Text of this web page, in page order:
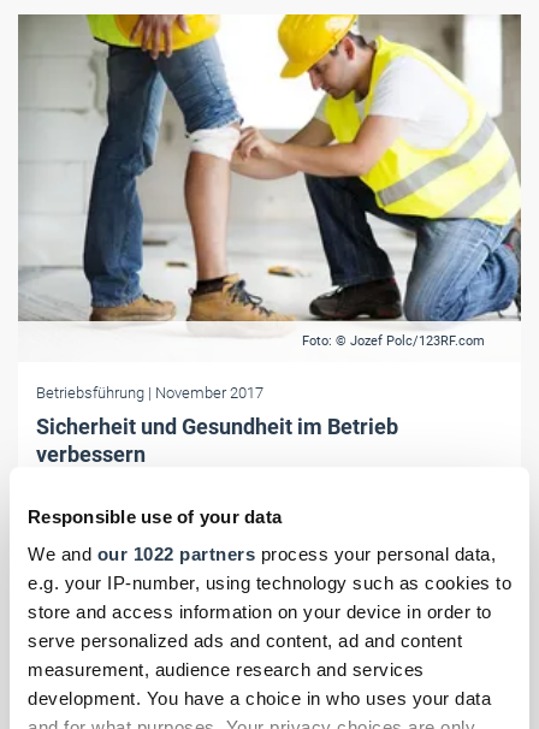
Responsible use of your data
We and our 1022 partners process your personal data,
e.g. your IP-number, using technology such as cookies to
store and access information on your device in order to
serve personalized ads and content, ad and content
measurement, audience research and services
development. You have a choice in who uses your data
Foto: © Jozef Polc/123RF.com
Betriebsführung | November 2017
Sicherheit und Gesundheit im Betrieb
verbessern
Themen Gesundheit und Sicherheit im Betrieb zu kurz kommen. Eine